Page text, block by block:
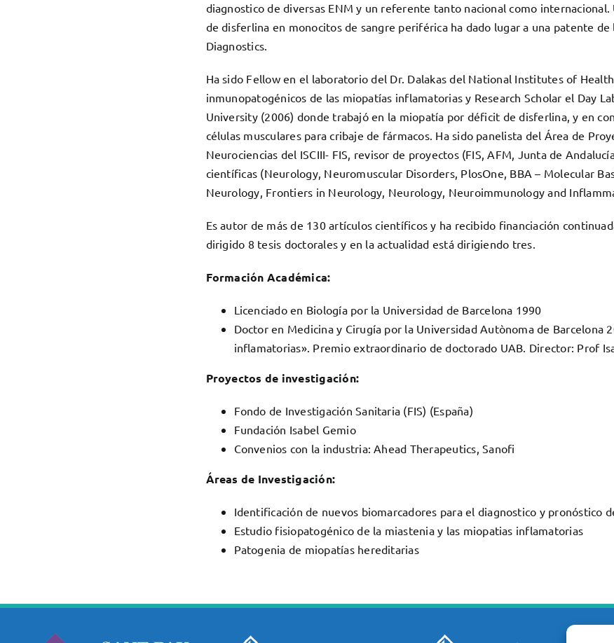
diagnostico de diversas ENM y un referente tanto nacional como
de disferlina en monocitos de sangre periférica ha dado lugar a una patente
Diagnostics.
Ha sido Fellow en el laboratorio del Dr. Dalakas del National Institutes of
inmunopatogénicos de las miopatías inflamatorias y Research Scholar el Day
University (2006) donde trabajó en la miopatía por déficit de disferlina, y en
células musculares para cribaje de fármacos. Ha sido panelista del Área de
Neurociencias del ISCIII- FIS, revisor de proyectos (FIS, AFM, Junta de
científicas (Neurology, Neuromuscular Disorders, PlosOne, BBA – Molecular
Neurology, Frontiers in Neurology, Neurology, Neuroimmunology and
Es autor de más de 130 artículos científicos y ha recibido financiación
dirigido 8 tesis doctorales y en la actualidad está dirigiendo tres.
Formación Académica:
Licenciado en Biología por la Universidad de Barcelona 1990
Doctor en Medicina y Cirugía por la Universidad Autònoma de Barcelona
inflamatorias». Premio extraordinario de doctorado UAB. Director: Prof
Proyectos de investigación:
Fondo de Investigación Sanitaria (FIS) (España)
Fundación Isabel Gemio
Convenios con la industria: Ahead Therapeutics, Sanofi
Áreas de Investigación:
Identificación de nuevos biomarcadores para el diagnostico y pronóstico
Estudio fisiopatogénico de la miastenia y las miopatias inflamatorias
Patogenia de miopatías hereditarias